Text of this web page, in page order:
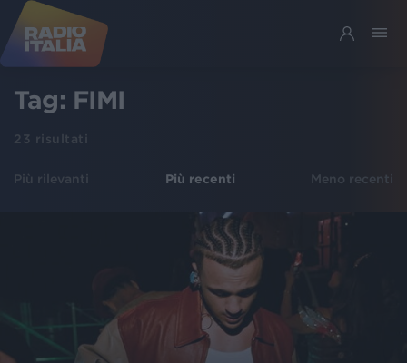
Tag: FIMI
23 risultati
Più rilevanti Più recenti Meno recenti